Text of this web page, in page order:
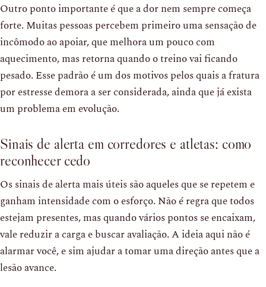
Outro ponto importante é que a dor nem sempre começa
forte. Muitas pessoas percebem primeiro uma sensação de
incômodo ao apoiar, que melhora um pouco com
aquecimento, mas retorna quando o treino vai ficando
pesado. Esse padrão é um dos motivos pelos quais a fratura
por estresse demora a ser considerada, ainda que já exista
um problema em evolução.
Sinais de alerta em corredores e atletas: como
reconhecer cedo
Os sinais de alerta mais úteis são aqueles que se repetem e
ganham intensidade com o esforço. Não é regra que todos
estejam presentes, mas quando vários pontos se encaixam,
vale reduzir a carga e buscar avaliação. A ideia aqui não é
alarmar você, e sim ajudar a tomar uma direção antes que a
lesão avance.